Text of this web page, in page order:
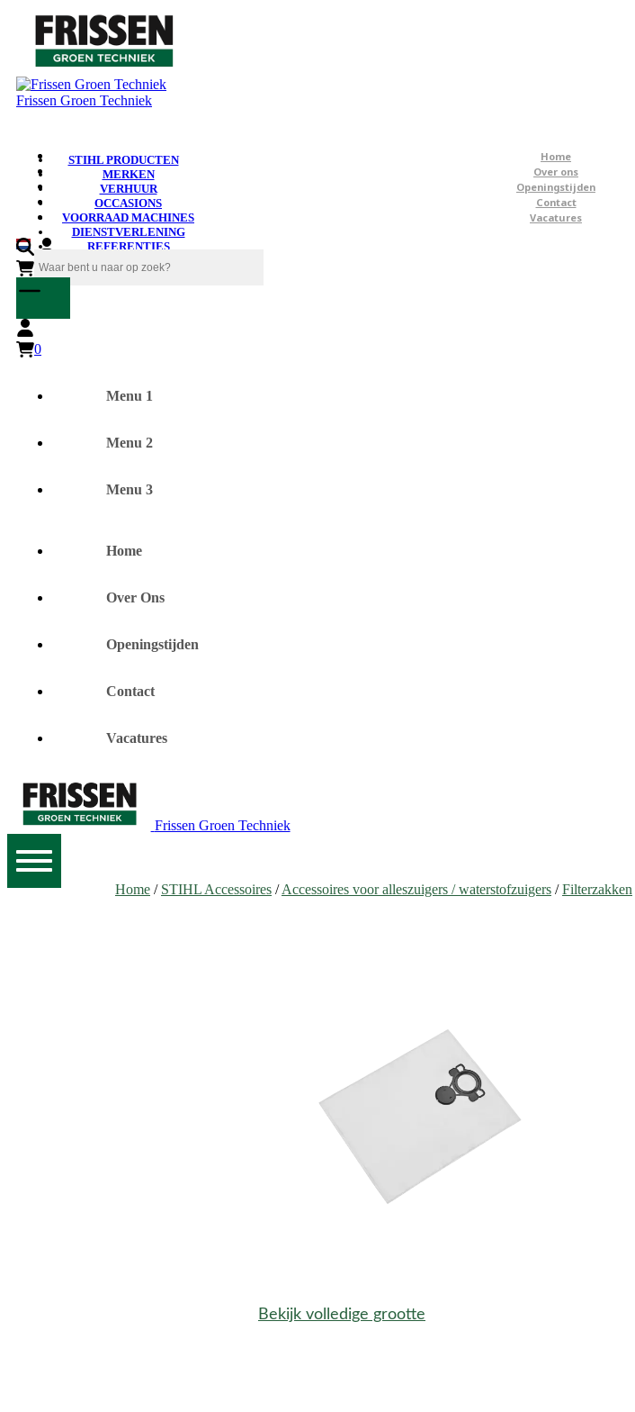
Frissen Groen Techniek
Home
Over ons
Openingstijden
Contact
Vacatures
STIHL PRODUCTEN
MERKEN
VERHUUR
OCCASIONS
VOORRAAD MACHINES
DIENSTVERLENING
REFERENTIES
0
0
Menu 1
Menu 2
Menu 3
Home
Over Ons
Openingstijden
Contact
Vacatures
Frissen Groen Techniek
Home / STIHL Accessoires /Accessoires voor alleszuigers / waterstofzuigers /Filterzakken
Bekijk volledige grootte